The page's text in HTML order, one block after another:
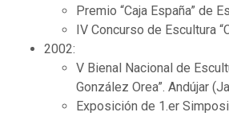
Premio “Caja España” de
IV Concurso de Escultura
2002:
V Bienal Nacional de
González Orea”. Andújar
Exposición de 1.er